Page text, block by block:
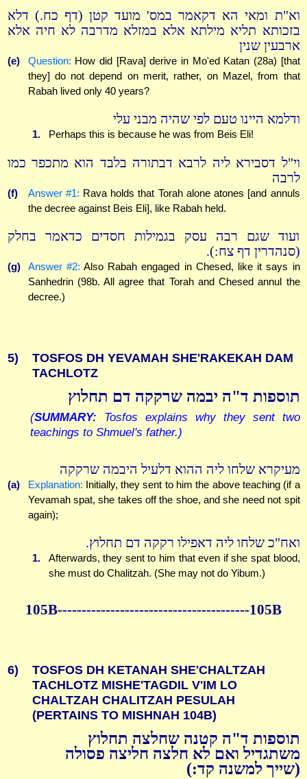
וא"ת ומאי הא דקאמר במס' מועד קטן (דף כח.) דלא
בזכותא תליא מילתא אלא במזלא מדרבה לא חיה אלא
ארבעין שנין
(e) Question: How did [Rava] derive in Mo'ed Katan (28a) [that
they] do not depend on merit, rather, on Mazel, from that
Rabah lived only 40 years?
ודלמא היינו טעם לפי שהיה מבני עלי
1. Perhaps this is because he was from Beis Eli!
וי"ל דסבירא ליה לרבא דבתורה בלבד הוא מתכפר כמו
לרבה
(f) Answer #1: Rava holds that Torah alone atones [and annuls
the decree against Beis Eli], like Rabah held.
ועוד שגם רבה עסק בגמילות חסדים כדאמר בחלק
(סנהדרין דף צח:).
(g) Answer #2: Also Rabah engaged in Chesed, like it says in
Sanhedrin (98b. All agree that Torah and Chesed annul the
decree.)
5)
TOSFOS DH YEVAMAH SHE'RAKEKAH DAM
TACHLOTZ
תוספות ד"ה יבמה שרקקה דם תחלוץ
(SUMMARY: Tosfos explains why they sent two
teachings to Shmuel's father.)
מעיקרא שלחו ליה ההוא דלעיל היבמה שרקקה
(a) Explanation: Initially, they sent to him the above teaching (if a
Yevamah spat, she takes off the shoe, and she need not spit
again);
ואח"כ שלחו ליה דאפילו רקקה דם תחלוץ.
1.
Afterwards, they sent to him that even if she spat blood,
she must do Chalitzah. (She may not do Yibum.)
105B----------------------------------------105B
6)
TOSFOS DH KETANAH SHE'CHALTZAH
TACHLOTZ MISHE'TAGDIL V'IM LO
CHALTZAH CHALITZAH PESULAH
(PERTAINS TO MISHNAH 104B)
תוספות ד"ה קטנה שחלצה תחלוץ
משתגדיל ואם לא חלצה חליצה פסולה
(שייך למשנה קד:)